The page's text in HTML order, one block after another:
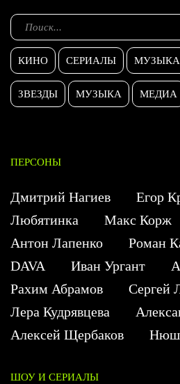
КИНО СЕРИАЛЫ МУЗЫКА
ЗВЕЗДЫ МУЗЫКА МЕДИА
ПЕРСОНЫ
Дмитрий Нагиев
Егор
Любятинка
Макс Корж
Антон Лапенко
Роман
DAVA
Иван Ургант
Рахим Абрамов
Сергей
Лера Кудрявцева
Алексей Щербаков
ШОУ И СЕРИАЛЫ